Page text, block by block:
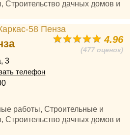
Строительство дачных домов и
4.96
(477 оценок)
3
телефон
работы, Строительные и
Строительство дачных домов и